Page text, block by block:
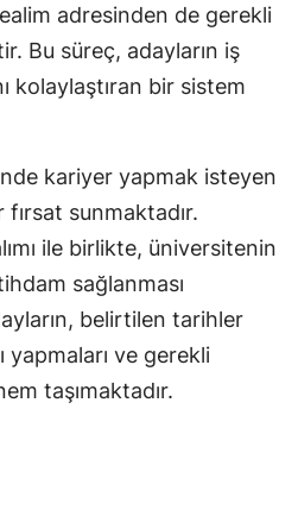
Samsun
Sivas
Trabzon
Tunceli
adresinden de gerekli
Bu süreç, adayların iş
kolaylaştıran bir sistem
kariyer yapmak isteyen
sunmaktadır.
ile birlikte, üniversitenin
sağlanması
belirtilen tarihler
yapmaları ve gerekli
taşımaktadır.